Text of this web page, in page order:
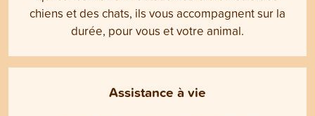
chiens et des chats, ils vous accompagnent sur la
durée, pour vous et votre animal.
Assistance à vie